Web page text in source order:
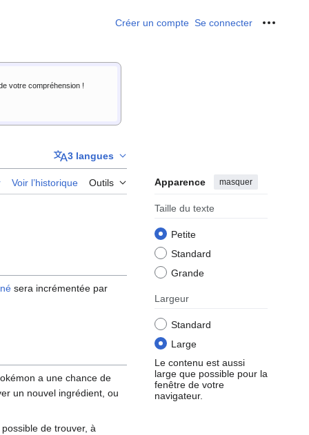
Créer un compte Se connecter Outils
votre compréhension !
3 langues
Voir l’historique Outils Apparence masquer
Taille du texte
Petite
Standard
Grande
Largeur
Standard
Large
Le contenu est aussi
large que possible pour la
fenêtre de votre
navigateur.
sera incrémentée par
a une chance de
un nouvel ingrédient, ou
de trouver, à